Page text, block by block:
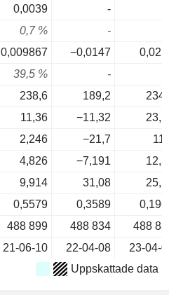
0,0039
-
0,7 %
-
0,009867 −0,0147
39,5 %
-
238,6 189,2
11,36 −11,32
2,246 −21,7
4,826 −7,191
9,914 31,08
0,5579 0,3589
488 899 488 834
488
21-06-10 22-04-08 23-04-
Uppskattade data